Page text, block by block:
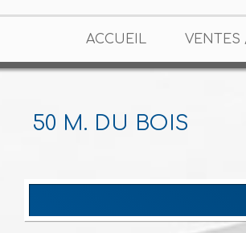
ACCUEIL VENTES
50 M. DU BOIS